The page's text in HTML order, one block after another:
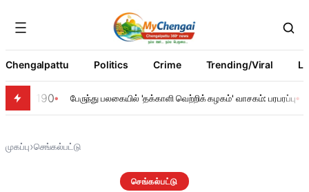
Chengalpattu Politics Crime Trending/Viral
190 பேருந்து பலகையில் 'தக்காளி வெற்றிக் கழகம்' வாசகம்: பரபரப்பு
முகப்பு›செங்கல்பட்டு
செங்கல்பட்டு